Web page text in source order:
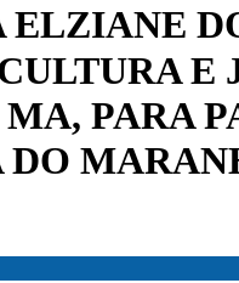
ELZIANE
E
PARA